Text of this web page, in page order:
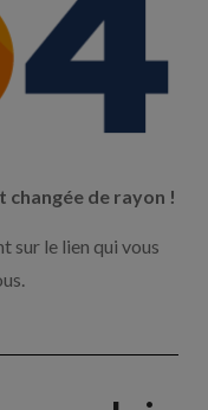
changée de rayon !
sur le lien qui vous